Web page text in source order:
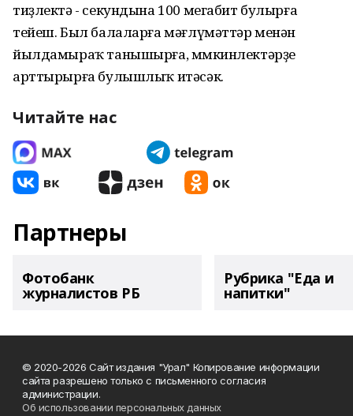
тиҙлектә - секундына 100 мегабит булырға
тейеш. Был балаларға мәғлүмәттәр менән
йылдамыраҡ танышырға, мөмкинлектәрҙе
арттырырға булышлыҡ итәсәк.
Читайте нас
Партнеры
Фотобанк
журналистов РБ
Рубрика "Еда и
напитки"
© 2020-2026 Сайт издания "Урал" Копирование информации
сайта разрешено только с письменного согласия
администрации.
Об использовании персональных данных